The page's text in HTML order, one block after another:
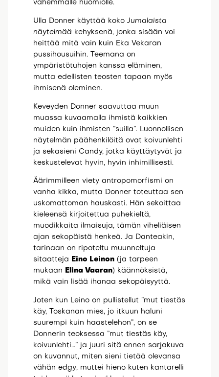
vähemmälle huomiolle.
Ulla Donner käyttää koko Jumalaista
näytelmää kehyksenä, jonka sisään voi
heittää mitä vain kuin Eka Vekaran
pussihousuihin. Teemana on
ympäristötuhojen kanssa eläminen,
mutta edellisten teosten tapaan myös
ihmisenä oleminen.
Keveyden Donner saavuttaa muun
muassa kuvaamalla ihmistä kaikkien
muiden kuin ihmisten ”suilla”. Luonnollisen
näytelmän päähenkilöitä ovat koivunlehti
ja sekasieni Candy, jotka käyttäytyvät ja
keskustelevat hyvin, hyvin inhimillisesti.
Äärimmilleen viety antropomorfismi on
vanha kikka, mutta Donner toteuttaa sen
uskomattoman hauskasti. Hän sekoittaa
kieleensä kirjoitettua puhekieltä,
muodikkaita ilmaisuja, tämän viheliäisen
ajan sekopäistä henkeä. Ja Danteakin,
tarinaan on ripoteltu muunneltuja
sitaatteja
Eino Leinon(ja tarpeen
mukaan
Elina Vaaran) käännöksistä,
mikä vain lisää ihanaa sekopäisyyttä.
Joten kun Leino on pullistellut ”mut tiestäs
käy, Toskanan mies, jo itkuun haluni
suurempi kuin haastelehon”, on se
Donnerin teoksessa ”mut tiestäs käy,
koivunlehti…” ja juuri sitä ennen sarjakuva
on kuvannut, miten sieni tietää olevansa
vähän edgy, muttei hieno kuten kantarelli